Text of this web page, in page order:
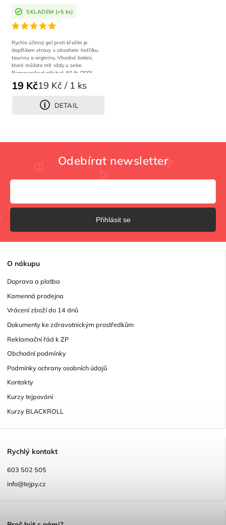
SKLADEM (>5 ks)
19 Kč19 Kč / 1 ks
DETAIL
Rychle účinný gel proti křečím je
doplňkem stravy s obsahem hořčíku,
taurinu a argininu. Vhodné balení,
které můžete mít vždy u sebe.
Pomerančová příchuť. 60 % DDD!
O nákupu
Doprava a platba
Kamenná prodejna
Vrácení zboží do 14 dnů
Dokumenty ke zdravotnickým prostředkům
Reklamační řád k ZP
Obchodní podmínky
Podmínky ochrany osobních údajů
Kontakty
Kurzy tejpování
Kurzy BLACKROLL
Rychlý kontakt
603 502 505
info@tejpy.cz
Odebírat newsletter
Přihlásit se